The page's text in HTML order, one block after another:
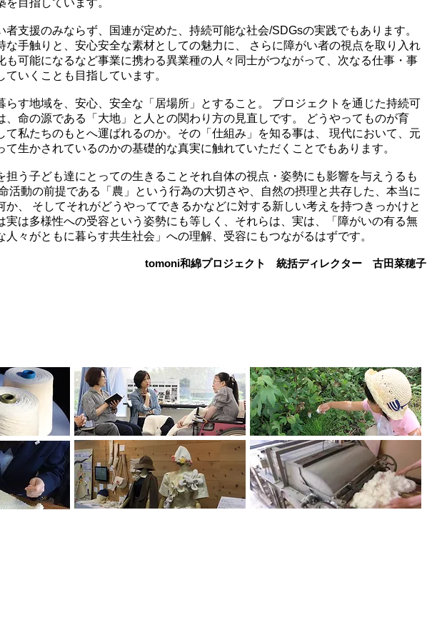
目指しています。
支援のみならず、国連が定めた、持続可能な社会/SDGsの実践でもあります。
な手触りと、安心安全な素材としての魅力に、 さらに障がい者の視点を取り入れ
も可能になるなど事業に携わる異業種の人々同士がつながって、次なる仕事・事
いくことも目指しています。
す地域を、安心、安全な「居場所」とすること。 プロジェクトを通じた持続可
、命の源である「大地」と人との関わり方の見直しです。 どうやってものが育
て私たちのもとへ運ばれるのか。その「仕組み」を知る事は、 現代において、元
て生かされているのかの基礎的な真実に触れていただくことでもあります。
う子ども達にとっての生きることそれ自体の視点・姿勢にも影響を与えうるも
活動の前提である「農」という行為の大切さや、自然の摂理と共存した、本当に
か、 そしてそれがどうやってできるかなどに対する新しい考えを持つきっかけと
実は多様性への受容という姿勢にも等しく、それらは、実は、
「障がいの有る無
人々がともに暮らす共生社会」への理解、受容にもつながるはずです。
tomoni和綿プロジェクト 統括ディレクター 古田菜穂子